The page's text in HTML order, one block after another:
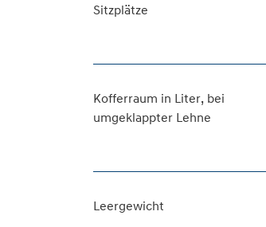
Sitzplätze
Kofferraum in Liter, bei
umgeklappter Lehne
Leergewicht